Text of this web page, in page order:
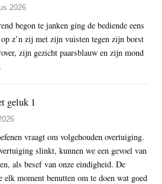
2026
begon te janken ging de bediende eens
z’n zij met zijn vuisten tegen zijn borst
zijn gezicht paarsblauw en zijn mond
geluk 1
vraagt om volgehouden overtuiging.
slinkt, kunnen we een gevoel van
als besef van onze eindigheid. De
moment benutten om te doen wat goed